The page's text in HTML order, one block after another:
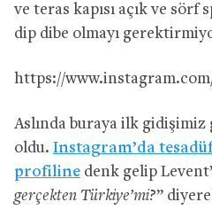
ve teras kapısı açık ve sörf
dip dibe olmayı
https://
Aslında buraya ilk gidişimiz
oldu. Instagram’da
profiline denk gelip
gerçekten Türkiye’mi?”